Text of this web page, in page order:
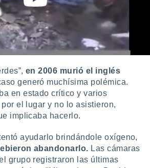
en 2006 murió el inglés
generó muchísima polémica.
en estado crítico y varios
el lugar y no lo asistieron,
implicaba hacerlo.
ayudarlo brindándole oxígeno,
abandonarlo. Las cámaras
grupo registraron las últimas